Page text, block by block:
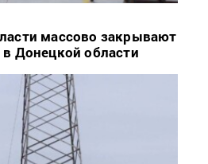
массово закрывают
Донецкой области